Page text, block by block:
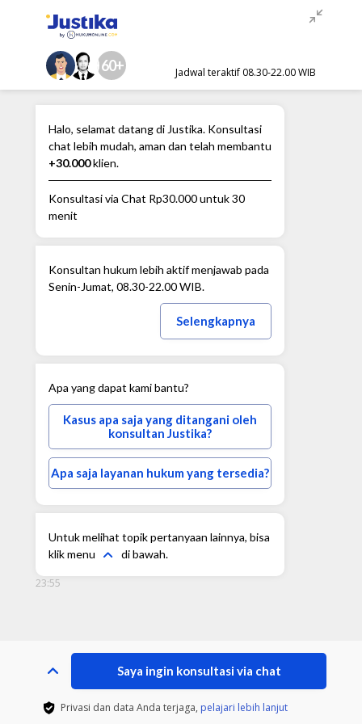
60+ Jadwal teraktif 08.30-22.00 WIB
Halo, selamat datang di Justika. Konsultasi
chat lebih mudah, aman dan telah membantu
+30.000klien.
Konsultasi via Chat Rp30.000untuk 30
menit
Konsultan hukum lebih aktif menjawab pada
Senin-Jumat, 08.30-22.00 WIB.
Selengkapnya
Apa yang dapat kami bantu?
Kasus apa saja yang ditangani oleh
konsultan Justika?
Apa saja layanan hukum yang tersedia?
Untuk melihat topik pertanyaan lainnya, bisa
klik menu
di bawah.
23:55
Saya ingin konsultasi via chat
Privasi dan data Anda terjaga, pelajari lebih lanjut